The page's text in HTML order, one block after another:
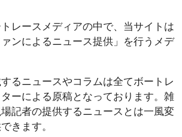
レースメディアの中で、当サイトは
ァンによるニュース提供」を行うメデ
るニュースやコラムは全てボートレ
ーによる原稿となっております。雑
記者の提供するニュースとは一風変
きます。